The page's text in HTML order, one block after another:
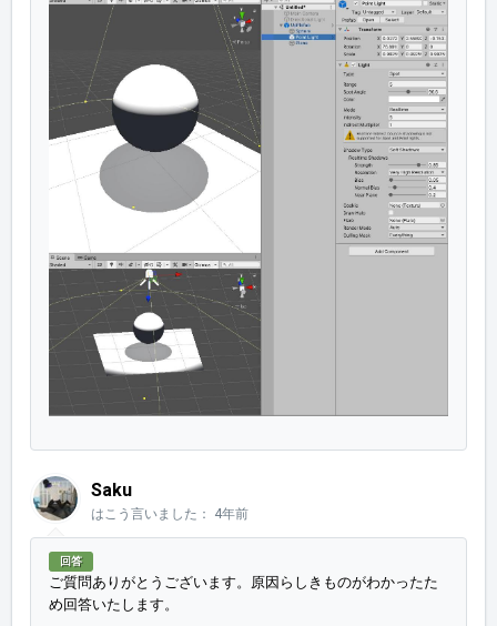
Saku
はこう言いました： 4年前
回答
ご質問ありがとうございます。原因らしきものがわかったた
め回答いたします。